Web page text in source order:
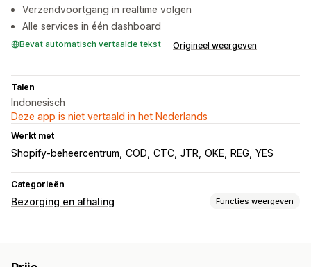
Verzendvoortgang in realtime volgen
Alle services in één dashboard
Bevat automatisch vertaalde tekst Origineel weergeven
Talen
Indonesisch
Deze app is niet vertaald in het Nederlands
Werkt met
Shopify-beheercentrum COD CTC JTR OKE REG YES
Categorieën
Bezorging en afhaling Functies weergeven